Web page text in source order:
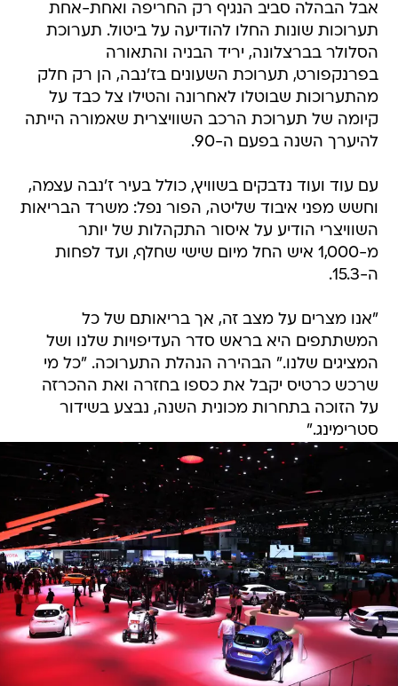
אבל הבהלה סביב הנגיף רק החריפה ואחת-אחת
תערוכות שונות החלו להודיעה על ביטול. תערוכת
הסלולר בברצלונה, יריד הבניה והתאורה
בפרנקפורט, תערוכת השעונים בז'נבה, הן רק חלק
מהתערוכות שבוטלו לאחרונה והטילו צל כבד על
קיומה של תערוכת הרכב השוויצרית שאמורה הייתה
להיערך השנה בפעם ה-90.
עם עוד ועוד נדבקים בשוויץ, כולל בעיר ז'נבה עצמה,
וחשש מפני איבוד שליטה, הפור נפל: משרד הבריאות
השוויצרי הודיע על איסור התקהלות של יותר
מ-1,000 איש החל מיום שישי שחלף, ועד לפחות
ה-15.3.
"אנו מצרים על מצב זה, אך בריאותם של כל
המשתתפים היא בראש סדר העדיפויות שלנו ושל
המציגים שלנו." הבהירה הנהלת התערוכה. "כל מי
שרכש כרטיס יקבל את כספו בחזרה ואת ההכרזה
על הזוכה בתחרות מכונית השנה, נבצע בשידור
סטרימינג."